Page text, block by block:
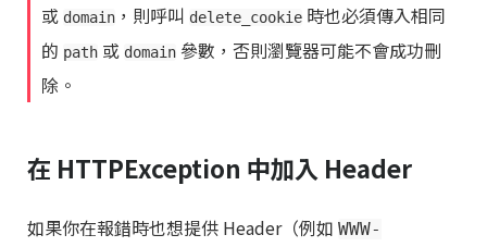
或 domain ，則呼叫 delete_cookie 時也必須傳入相同
的 path 或 domain 參數，否則瀏覽器可能不會成功刪
除。
在 HTTPException 中加入 Header
如果你在報錯時也想提供 Header（例如 WWW-